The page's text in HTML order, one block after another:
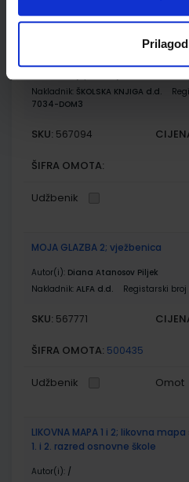
društvo u drugom razredu
Nakladnik: ŠKOLSKA KNJIGA d.d.
7034-DOM3
SKU: 567094
ŠIFRA OMOTA:
Udžbenik
MOJA GLAZBA 2; vježbenica
Autor(i): Diana Atanosov Piljek
Nakladnik: ALFA d.d. Registarski
SKU: 567771
ŠIFRA OMOTA: 500435
Udžbenik Omot
LIKOVNA MAPA 1 i 2; likovna
1. i 2. razred osnovne škole
Autor(i): /